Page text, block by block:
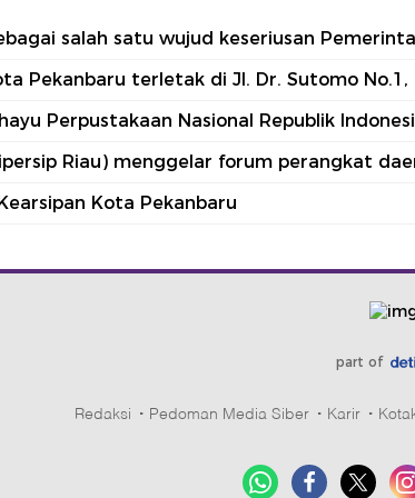
salah satu wujud keseriusan
Pekanbaru terletak di Jl. Dr. Sutomo No.1,
Perpustakaan Nasional Republik
Riau) menggelar forum perangkat
Kota Pekanbaru
part of
Redaksi Pedoman Media Siber Karir